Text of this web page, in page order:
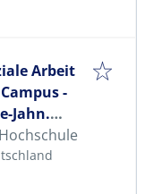
Arbeit
-
Jahn.
e. V.